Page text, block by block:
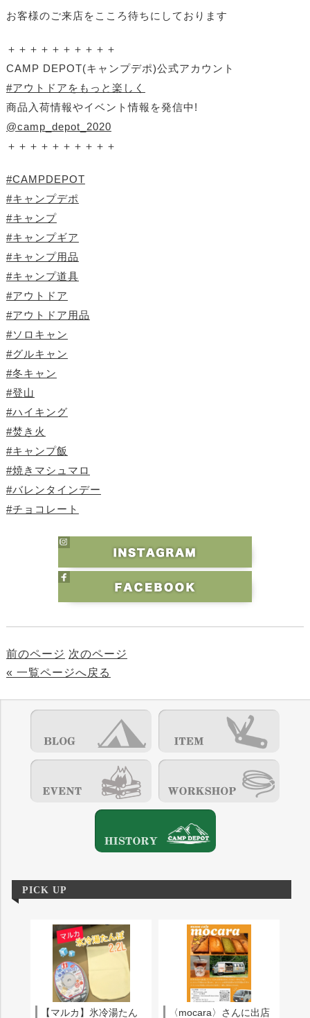
お客様のご来店をこころ待ちにしております
＋＋＋＋＋＋＋＋＋＋
CAMP DEPOT(キャンプデポ)公式アカウント
#アウトドアをもっと楽しく
商品入荷情報やイベント情報を発信中!
@camp_depot_2020
＋＋＋＋＋＋＋＋＋＋
#CAMPDEPOT
#キャンプデポ
#キャンプ
#キャンプギア
#キャンプ用品
#キャンプ道具
#アウトドア
#アウトドア用品
#ソロキャン
#グルキャン
#冬キャン
#登山
#ハイキング
#焚き火
#キャンプ飯
#焼きマシュマロ
#バレンタインデー
#チョコレート
前のページ 次のページ
« 一覧ページへ戻る
PICK UP
【マルカ】氷冷湯たん 〈mocara〉さんに出店